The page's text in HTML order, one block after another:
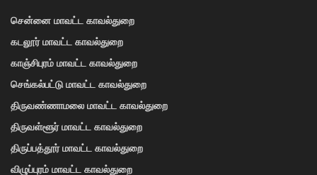
சென்னை மாவட்ட காவல்துறை
கடலூர் மாவட்ட காவல்துறை
காஞ்சிபுரம் மாவட்ட காவல்துறை
செங்கல்பட்டு மாவட்ட காவல்துறை
திருவண்ணாமலை மாவட்ட காவல்துறை
திருவள்ளூர் மாவட்ட காவல்துறை
திருப்பத்தூர் மாவட்ட காவல்துறை
விழுப்புரம் மாவட்ட காவல்துறை